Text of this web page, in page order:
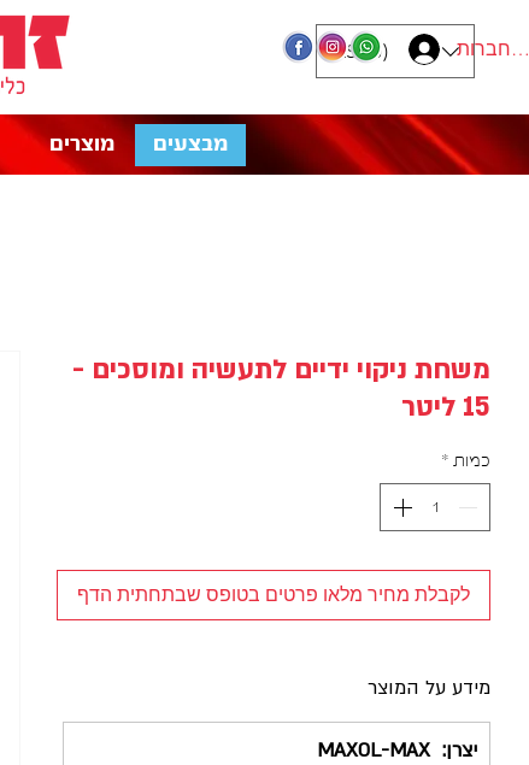
התחברות ILS (₪)
מוצרים מבצעים
משחת ניקוי ידיים לתעשיה ומוסכים -
15 ליטר
כמות *
לקבלת מחיר מלאו פרטים בטופס שבתחתית הדף
מידע על המוצר
יצרן: MAXOL-MAX